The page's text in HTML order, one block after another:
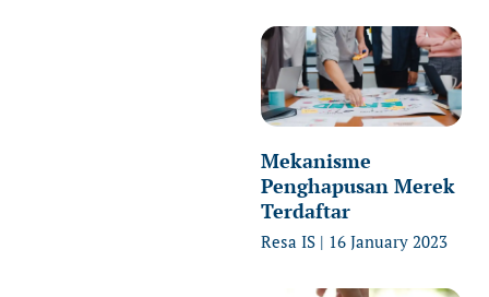
Mekanisme
Penghapusan Merek
Terdaftar
Resa IS 16 January 2023